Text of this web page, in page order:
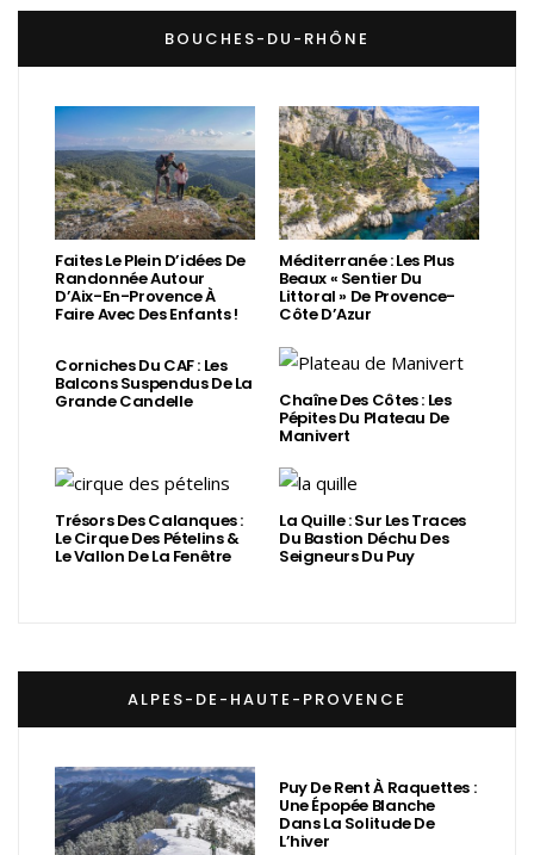
BOUCHES-DU-RHÔNE
Faites Le Plein D’idées De
Randonnée Autour
D’Aix-En-Provence À
Faire Avec Des Enfants !
Méditerranée : Les Plus
Beaux « Sentier Du
Littoral » De Provence-
Côte D’Azur
Corniches Du CAF : Les
Balcons Suspendus De La
Grande Candelle Chaîne Des Côtes : Les
Pépites Du Plateau De
Manivert
Trésors Des Calanques :
Le Cirque Des Pételins &
Le Vallon De La Fenêtre
La Quille : Sur Les Traces
Du Bastion Déchu Des
Seigneurs Du Puy
ALPES-DE-HAUTE-PROVENCE
Puy De Rent À Raquettes :
Une Épopée Blanche
Dans La Solitude De
L’hiver